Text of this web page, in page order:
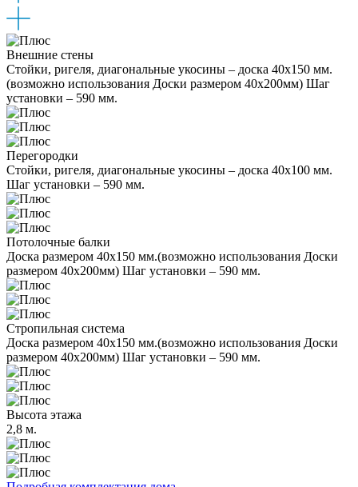
Внешние стены
Стойки, ригеля, диагональные укосины – доска 40x150 мм.
(возможно использования Доски размером 40x200мм) Шаг
установки – 590 мм.
Перегородки
Стойки, ригеля, диагональные укосины – доска 40x100 мм.
Шаг установки – 590 мм.
Потолочные балки
Доска размером 40x150 мм.(возможно использования Доски
размером 40x200мм) Шаг установки – 590 мм.
Стропильная система
Доска размером 40x150 мм.(возможно использования Доски
размером 40x200мм) Шаг установки – 590 мм.
Высота этажа
2,8 м.